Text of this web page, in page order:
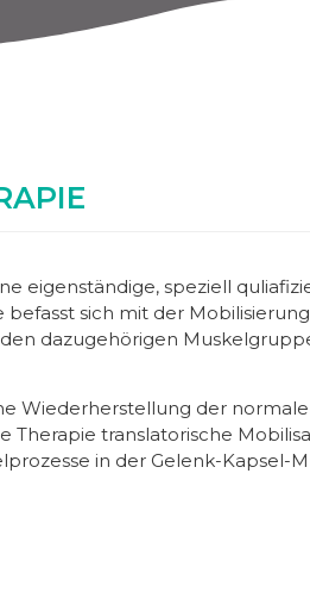
eigenständige, speziell
befasst sich mit der
dazugehörigen
Wiederherstellung der
Therapie translatorische
in der Gelenk-Kapsel-